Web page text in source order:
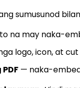
sumusunod
na may naka-
logo, icon, at
— naka-